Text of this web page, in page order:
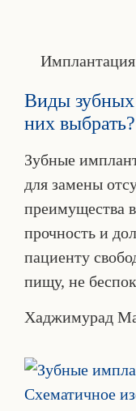
Имплантация
Виды
них выбрать?
Зубные
для замены
преимущества
прочность и
пациенту
пищу, не
Хаджимурад